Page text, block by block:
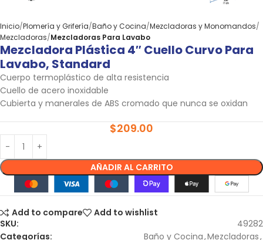
Inicio Plomería y Grifería Baño y Cocina Mezcladoras y Monomandos
Mezcladoras Mezcladoras Para Lavabo
Mezcladora Plástica 4″ Cuello Curvo Para
Lavabo, Standard
Cuerpo termoplástico de alta resistencia
Cuello de acero inoxidable
Cubierta y manerales de ABS cromado que nunca se oxidan
$209.00
AÑADIR AL CARRITO
Add to compare
Add to wishlist
SKU:
49282
Categorías:
Baño y Cocina,Mezcladoras,